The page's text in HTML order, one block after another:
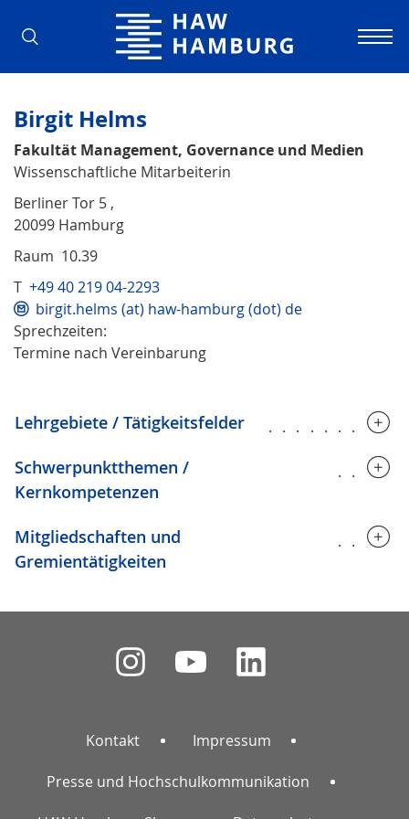
Hochschule für Angewandte
Birgit Helms
Fakultät Management, Governance und Medien
Wissenschaftliche Mitarbeiterin
Berliner Tor 5 ,
20099 Hamburg
Raum 10.39
T +49 40 219 04-2293
birgit.helms (at) haw-hamburg (dot) de
Sprechzeiten:
Termine nach Vereinbarung
Lehrgebiete / Tätigkeitsfelder
Schwerpunktthemen /
Kernkompetenzen
Mitgliedschaften und
Gremientätigkeiten
Kontakt Impressum
Presse und Hochschulkommunikation